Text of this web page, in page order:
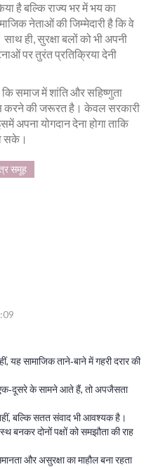
है बल्कि राज्य भर में भय का
नेताओं की जिम्मेदारी है कि वे
ही, सुरक्षा बलों को भी अपनी
पर तुरंत प्रतिक्रिया देनी
समाज में शांति और सहिष्णुता
करने की जरूरत है। केवल सरकारी
अपना योगदान देना होगा ताकि
सके।
समूह
यह सामाजिक ताने‑बाने में गहरी दरार की
के सामने आते हैं, तो अपजैसता
नहीं, बल्कि सतत संवाद भी आवश्यक है।
बनकर दोनों पक्षों को समझौता की राह
और असुरक्षा का माहौल बना रहता